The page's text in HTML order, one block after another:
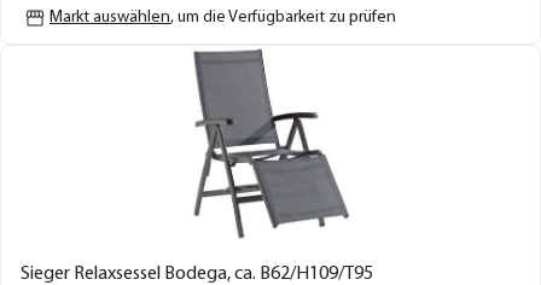
Markt auswählen, um die Verfügbarkeit zu prüfen
Sieger Relaxsessel Bodega, ca. B62/H109/T95